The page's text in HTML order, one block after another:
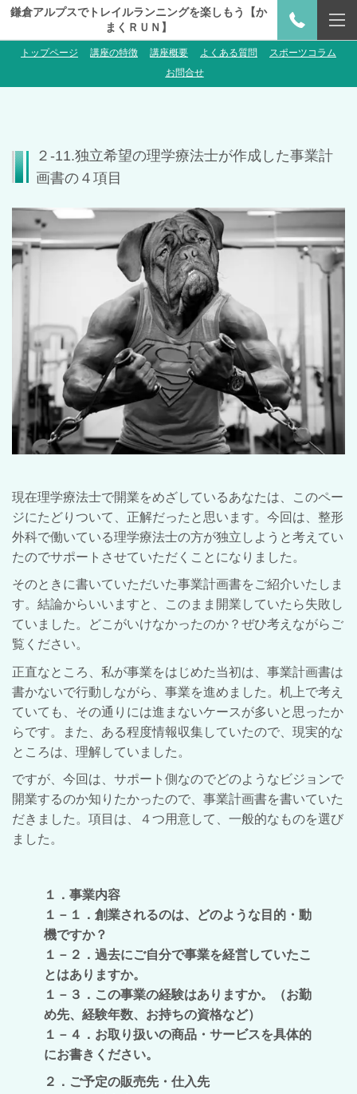
鎌倉アルプスでトレイルランニングを楽しもう【か
まくＲＵＮ】
トップページ 講座の特徴 講座概要 よくある質問
スポーツコラム
お問合せ
２-11.独立希望の理学療法士が作成した事業計
画書の４項目
現在理学療法士で開業をめざしているあなたは、このペー
ジにたどりついて、正解だったと思います。 今回は、整形
外科で働いている理学療法士の方が独立しようと考えてい
たのでサポートさせていただくことになりました。
そのときに書いていただいた事業計画書をご紹介いたしま
す。結論からいいますと、このまま開業していたら失敗し
ていました。どこがいけなかったのか？ぜひ考えながらご
覧ください。
正直なところ、私が事業をはじめた当初は、事業計画書は
書かないで行動しながら、事業を進めました。机上で考え
ていても、その通りには進まないケースが多いと思ったか
らです。また、ある程度情報収集していたので、現実的な
ところは、理解していました。
ですが、今回は、サポート側なのでどのようなビジョンで
開業するのか知りたかったので、事業計画書を書いていた
だきました。項目は、４つ用意して、一般的なものを選び
ました。
１．事業内容
１－１．創業されるのは、どのような目的・動
機ですか？
１－２．過去にご自分で事業を経営していたこ
とはありますか。
１－３．この事業の経験はありますか。（お勤
め先、経験年数、お持ちの資格など）
１－４．お取り扱いの商品・サービスを具体的
にお書きください。
２．ご予定の販売先・仕入先